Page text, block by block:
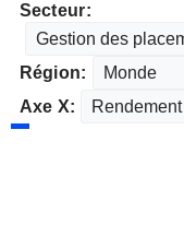
Secteur:
Région:
Axe X: